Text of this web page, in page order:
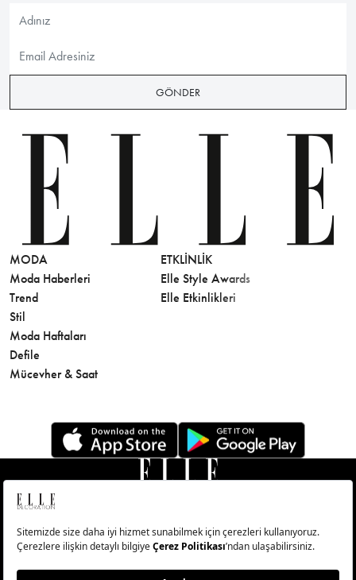
GÖNDER
MODA
Moda Haberleri
Trend
Stil
Moda Haftaları
Defile
Mücevher & Saat
ETKLINLIK
Elle Style Awards
Elle Etkinlikleri
© Big Medya Teknoloji A.Ş. Altunizade Mahallesi Kuşbakışı